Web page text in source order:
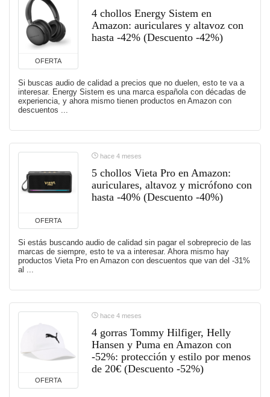
OFERTA
4 chollos Energy Sistem en
Amazon: auriculares y altavoz con
hasta -42% (Descuento -42%)
Si buscas audio de calidad a precios que no duelen, esto te va a
interesar. Energy Sistem es una marca española con décadas de
experiencia, y ahora mismo tienen productos en Amazon con
descuentos ...
OFERTA
hace 4 meses
5 chollos Vieta Pro en Amazon:
auriculares, altavoz y micrófono con
hasta -40% (Descuento -40%)
Si estás buscando audio de calidad sin pagar el sobreprecio de las
marcas de siempre, esto te va a interesar. Ahora mismo hay
productos Vieta Pro en Amazon con descuentos que van del -31%
al ...
OFERTA
hace 4 meses
4 gorras Tommy Hilfiger, Helly
Hansen y Puma en Amazon con
-52%: protección y estilo por menos
de 20€ (Descuento -52%)